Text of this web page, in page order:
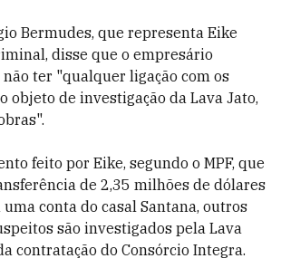
Bermudes, que representa Eike
disse que o empresário
ter "qualquer ligação com os
objeto de investigação da Lava Jato,
feito por Eike, segundo o MPF, que
de 2,35 milhões de dólares
conta do casal Santana, outros
são investigados pela Lava
contratação do Consórcio Integra.